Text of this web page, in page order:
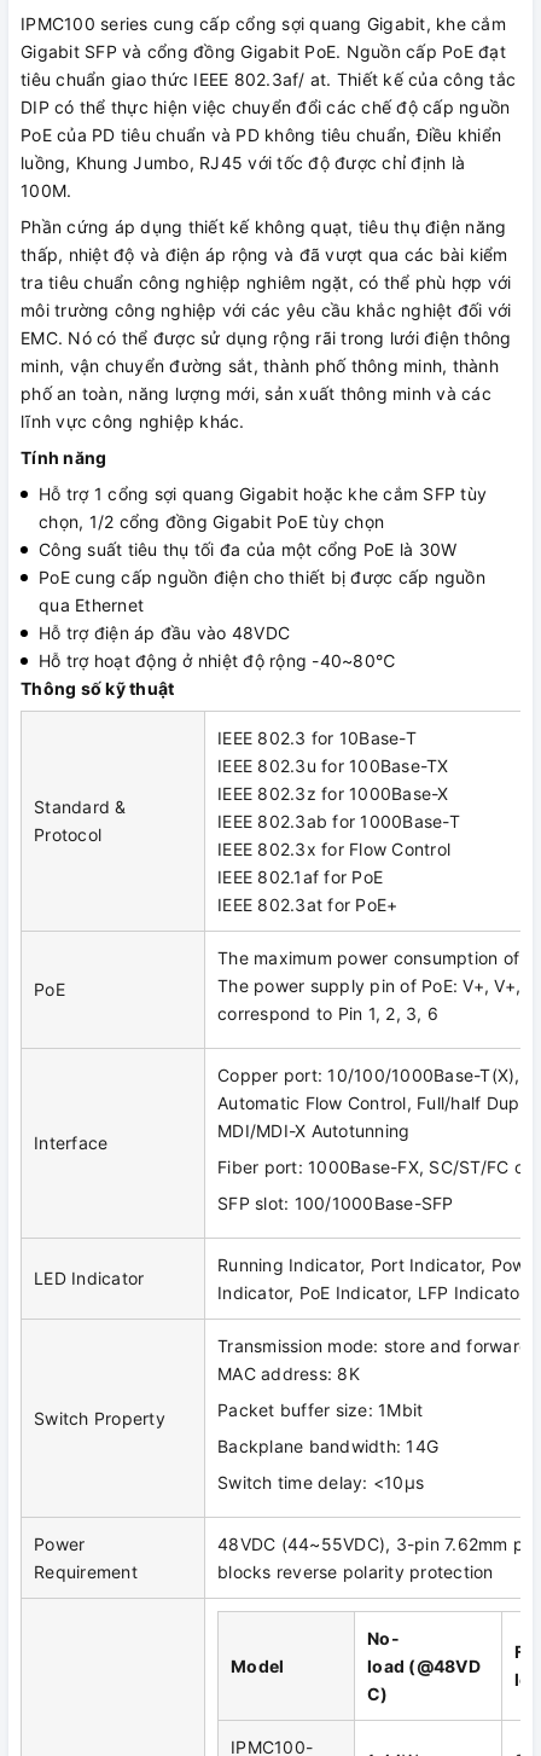
IPMC100 series cung cấp cổng sợi quang Gigabit, khe cắm
Gigabit SFP và cổng đồng Gigabit PoE. Nguồn cấp PoE đạt
tiêu chuẩn giao thức IEEE 802.3af/ at. Thiết kế của công tắc
DIP có thể thực hiện việc chuyển đổi các chế độ cấp nguồn
PoE của PD tiêu chuẩn và PD không tiêu chuẩn, Điều khiển
luồng, Khung Jumbo, RJ45 với tốc độ được chỉ định là
100M.
Phần cứng áp dụng thiết kế không quạt, tiêu thụ điện năng
thấp, nhiệt độ và điện áp rộng và đã vượt qua các bài kiểm
tra tiêu chuẩn công nghiệp nghiêm ngặt, có thể phù hợp với
môi trường công nghiệp với các yêu cầu khắc nghiệt đối với
EMC. Nó có thể được sử dụng rộng rãi trong lưới điện thông
minh, vận chuyển đường sắt, thành phố thông minh, thành
phố an toàn, năng lượng mới, sản xuất thông minh và các
lĩnh vực công nghiệp khác.
Tính năng
Hỗ trợ 1 cổng sợi quang Gigabit hoặc khe cắm SFP tùy
chọn, 1/2 cổng đồng Gigabit PoE tùy chọn
Công suất tiêu thụ tối đa của một cổng PoE là 30W
PoE cung cấp nguồn điện cho thiết bị được cấp nguồn
qua Ethernet
Hỗ trợ điện áp đầu vào 48VDC
Hỗ trợ hoạt động ở nhiệt độ rộng -40~80℃
Thông số kỹ thuật
Standard &
Protocol
IEEE 802.3 for 10Base-T
IEEE 802.3u for 100Base-TX
IEEE 802.3z for 1000Base-X
IEEE 802.3ab for 1000Base-T
IEEE 802.3x for Flow Control
IEEE 802.1af for PoE
IEEE 802.3at for PoE+
PoE
The maximum power consumption of
The power supply pin of PoE: V+, V+,
correspond to Pin 1, 2, 3, 6
Interface
Copper port: 10/100/1000Base-T(X),
Automatic Flow Control, Full/half
MDI/MDI-X Autotunning
Fiber port: 1000Base-FX, SC/ST/FC
SFP slot: 100/1000Base-SFP
LED Indicator
Running Indicator, Port Indicator,
Indicator, PoE Indicator, LFP Indicator
Switch Property
Transmission mode: store and forward
MAC address: 8K
Packet buffer size: 1Mbit
Backplane bandwidth: 14G
Switch time delay: <10μs
Power
Requirement
48VDC (44~55VDC), 3-pin 7.62mm
blocks reverse polarity protection
Model
No-
load (@48VD
C)
IPMC100-